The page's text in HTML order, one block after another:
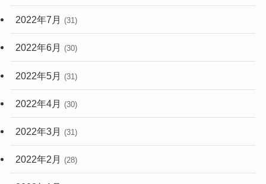
2022年7月 (31)
2022年6月 (30)
2022年5月 (31)
2022年4月 (30)
2022年3月 (31)
2022年2月 (28)